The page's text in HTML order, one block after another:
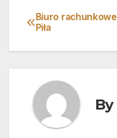
Nawigacja
wpisu
Biuro rachunkowe
Piła
By